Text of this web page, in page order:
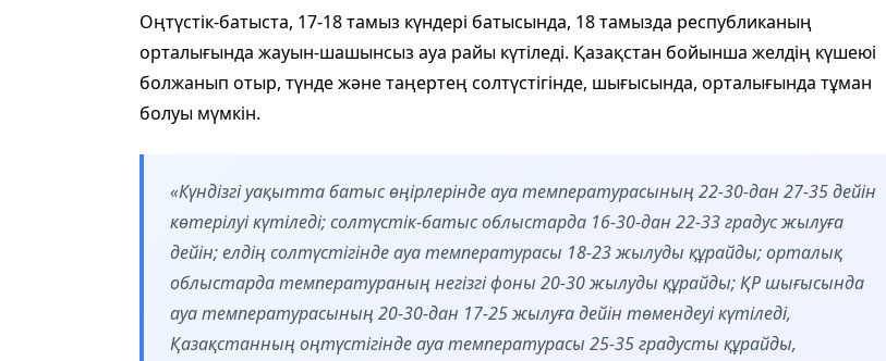
Оңтүстік-батыста, 17-18 тамыз күндері батысында, 18 тамызда республиканың
орталығында жауын-шашынсыз ауа райы күтіледі. Қазақстан бойынша желдің күшеюі
болжанып отыр, түнде және таңертең солтүстігінде, шығысында, орталығында тұман
болуы мүмкін.
«Күндізгі уақытта батыс өңірлерінде ауа температурасының 22-30-дан 27-35 дейін
көтерілуі күтіледі; солтүстік-батыс облыстарда 16-30-дан 22-33 градус жылуға
дейін; елдің солтүстігінде ауа температурасы 18-23 жылуды құрайды; орталық
облыстарда температураның негізгі фоны 20-30 жылуды құрайды; ҚР шығысында
ауа температурасының 20-30-дан 17-25 жылуға дейін төмендеуі күтіледі,
Қазақстанның оңтүстігінде ауа температурасы 25-35 градусты құрайды,